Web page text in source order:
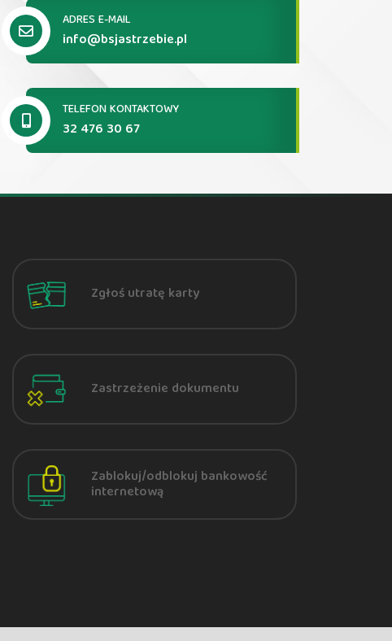
ADRES E-MAIL
info@bsjastrzebie.pl
TELEFON KONTAKTOWY
32 476 30 67
Zgłoś utratę karty
Zastrzeżenie dokumentu
Zablokuj/odblokuj bankowość
internetową